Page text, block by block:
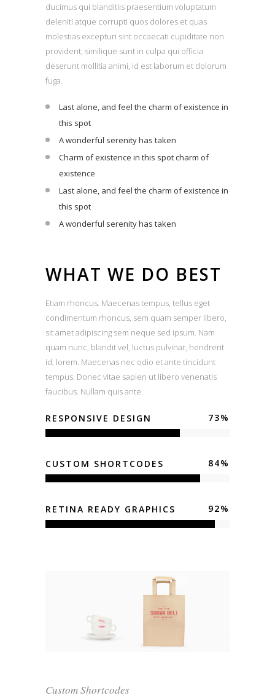
ducimus qui blanditiis praesentium voluptatum
deleniti atque corrupti quos dolores et quas
molestias excepturi sint occaecati cupiditate non
provident, similique sunt in culpa qui officia
deserunt mollitia animi, id est laborum et dolorum
fuga.
Last alone, and feel the charm of existence in
this spot
A wonderful serenity has taken
Charm of existence in this spot charm of
existence
Last alone, and feel the charm of existence in
this spot
A wonderful serenity has taken
WHAT WE DO BEST
Etiam rhoncus. Maecenas tempus, tellus eget
condimentum rhoncus, sem quam semper libero,
sit amet adipiscing sem neque sed ipsum. Nam
quam nunc, blandit vel, luctus pulvinar, hendrerit
id, lorem. Maecenas nec odio et ante tincidunt
tempus. Donec vitae sapien ut libero venenatis
faucibus. Nullam quis ante.
RESPONSIVE DESIGN 73%
CUSTOM SHORTCODES 84%
RETINA READY GRAPHICS 92%
Custom Shortcodes